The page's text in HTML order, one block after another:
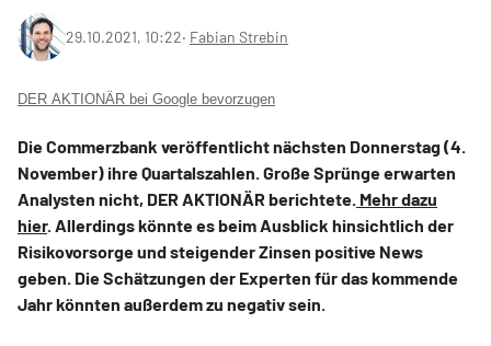
29.10.2021, 10:22‧ Fabian Strebin
DER AKTIONÄR bei Google bevorzugen
Die Commerzbank veröffentlicht nächsten Donnerstag (4.
November) ihre Quartalszahlen. Große Sprünge erwarten
Analysten nicht, DER AKTIONÄR berichtete. Mehr dazu
hier. Allerdings könnte es beim Ausblick hinsichtlich der
Risikovorsorge und steigender Zinsen positive News
geben. Die Schätzungen der Experten für das kommende
Jahr könnten außerdem zu negativ sein.